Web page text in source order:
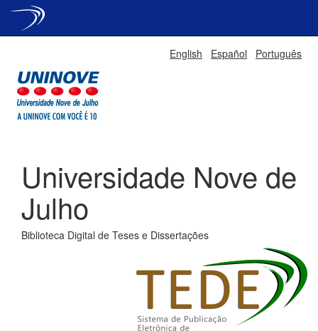
English Español Português
Universidade Nove de
Julho
Biblioteca Digital de Teses e Dissertações